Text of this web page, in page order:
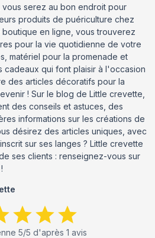
serez au bon endroit pour
produits de puériculture chez
en ligne, vous trouverez
pour la vie quotidienne de votre
matériel pour la promenade et
cadeaux qui font plaisir à l'occasion
des articles décoratifs pour la
! Sur le blog de Little crevette,
des conseils et astuces, des
informations sur les créations de
désirez des articles uniques, avec
sur ses langes ? Little crevette
ses clients : renseignez-vous sur
5/5 d'après 1 avis